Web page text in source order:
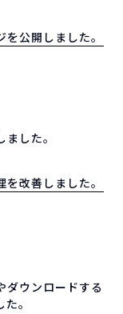
公開しました。
した。
改善しました。
ダウンロードする
。